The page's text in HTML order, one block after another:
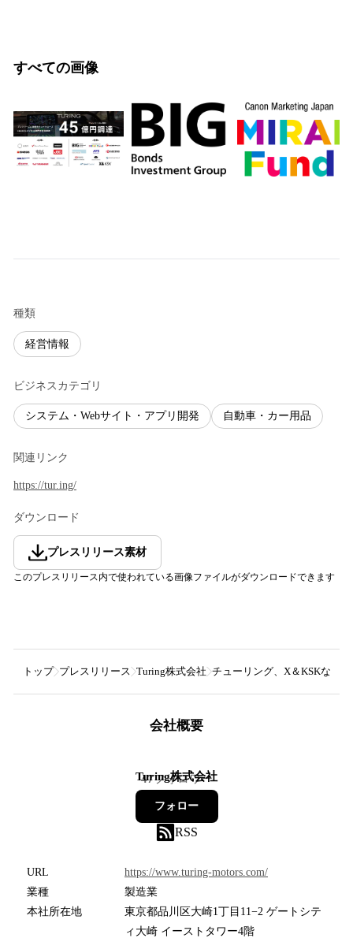
すべての画像
種類
経営情報
ビジネスカテゴリ
システム・Webサイト・アプリ開発 自動車・カー用品
関連リンク
https://tur.ing/
ダウンロード
プレスリリース素材
このプレスリリース内で使われている画像ファイルがダウンロードできます
トップ プレスリリース Turing株式会社 チューリング、X＆KSKなど
会社概要
Turing株式会社
47フォロワー
フォロー
RSS
URL
https://www.turing-motors.com/
業種
製造業
本社所在地
東京都品川区大崎1丁目11−2 ゲートシテ
ィ大崎 イーストタワー4階